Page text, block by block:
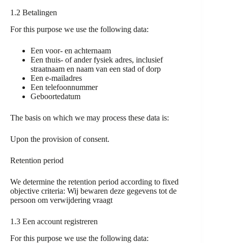
1.2 Betalingen
For this purpose we use the following data:
Een voor- en achternaam
Een thuis- of ander fysiek adres, inclusief
straatnaam en naam van een stad of dorp
Een e-mailadres
Een telefoonnummer
Geboortedatum
The basis on which we may process these data is:
Upon the provision of consent.
Retention period
We determine the retention period according to fixed
objective criteria: Wij bewaren deze gegevens tot de
persoon om verwijdering vraagt
1.3 Een account registreren
For this purpose we use the following data: